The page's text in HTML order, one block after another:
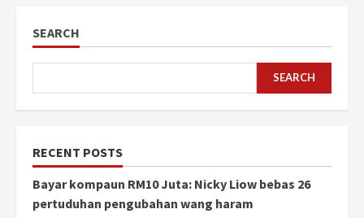
SEARCH
SEARCH
RECENT POSTS
Bayar kompaun RM10 Juta: Nicky Liow bebas 26
pertuduhan pengubahan wang haram